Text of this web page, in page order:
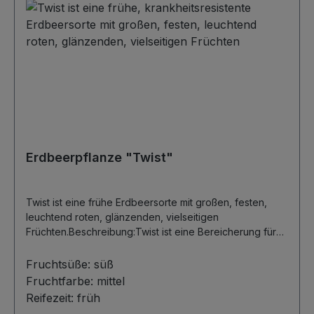
Erdbeerpflanze "Twist"
Twist ist eine frühe Erdbeersorte mit großen, festen,
leuchtend roten, glänzenden, vielseitigen
Früchten.Beschreibung:Twist ist eine Bereicherung für
Früchte und einen hervorragenden Geschmack. Die
Fruchtfestigkeit ist sehr hoch, wodurch sie sehr vielseitig
leuchtend rot, glänzend und behalten ihre Fruchtqualität
Fruchtsüße: süß
Fruchtfarbe: mittel
Reifezeit: früh